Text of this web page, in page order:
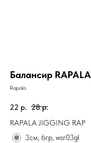
Балансир
Rapala
22 р. 28 р.
RAPALA JIGGING RAP
3см, 6гр, wsr03gl